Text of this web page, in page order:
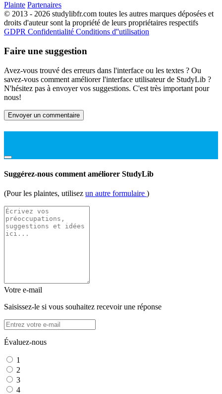
Plainte Partenaires
© 2013 - 2026 studylibfr.com toutes les autres marques déposées et
droits d'auteur sont la propriété de leurs propriétaires respectifs
GDPR Confidentialité Conditions d''utilisation
Faire une suggestion
Avez-vous trouvé des erreurs dans l'interface ou les textes ? Ou
savez-vous comment améliorer l'interface utilisateur de StudyLib ?
N'hésitez pas à envoyer vos suggestions. C'est très important pour
nous!
Envoyer un commentaire
Suggérez-nous comment améliorer StudyLib
(Pour les plaintes, utilisez un autre formulaire )
Votre e-mail
Saisissez-le si vous souhaitez recevoir une réponse
Évaluez-nous
1
2
3
4